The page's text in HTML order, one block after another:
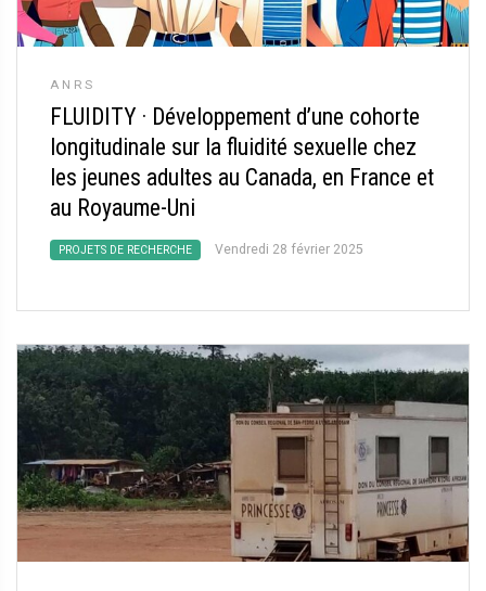
ANRS
FLUIDITY · Développement d’une cohorte
longitudinale sur la fluidité sexuelle chez
les jeunes adultes au Canada, en France et
au Royaume-Uni
PROJETS DE RECHERCHE Vendredi 28 février 2025